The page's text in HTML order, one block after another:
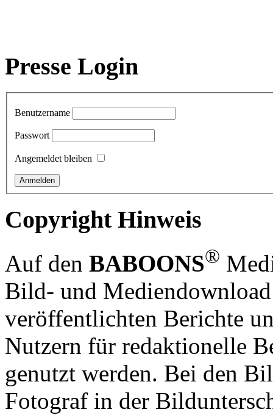
Presse Login
Benutzername
Passwort
Angemeldet bleiben
Copyright Hinweis
Auf den BABOONS®
Bild- und
veröffentlichten Berichte
Nutzern für redaktionelle
genutzt werden. Bei den
Fotograf in der